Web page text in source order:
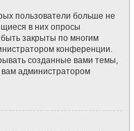
пользователи больше не
в них опросы
закрыты по многим
конференции.
созданные вами темы,
вам администратором